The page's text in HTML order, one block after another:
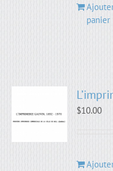
panier
$10.00